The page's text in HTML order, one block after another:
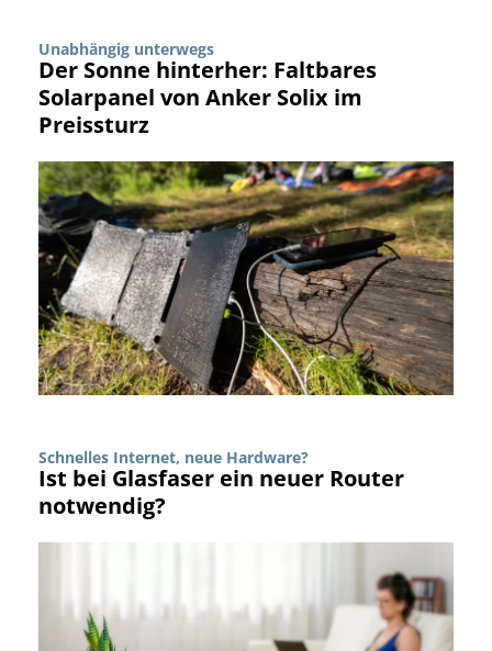
Unabhängig unterwegs
Der Sonne hinterher: Faltbares
Solarpanel von Anker Solix im
Preissturz
Schnelles Internet, neue Hardware?
Ist bei Glasfaser ein neuer Router
notwendig?